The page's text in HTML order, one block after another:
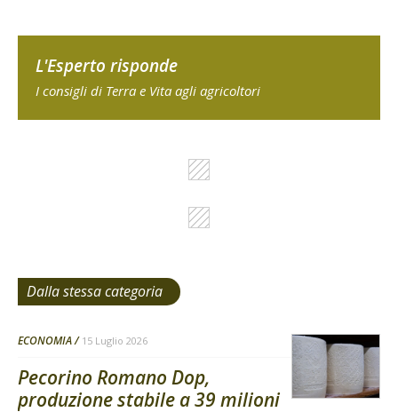
L'Esperto risponde
I consigli di Terra e Vita agli agricoltori
Dalla stessa categoria
ECONOMIA 15 Luglio 2026
Pecorino Romano Dop,
produzione stabile a 39 milioni